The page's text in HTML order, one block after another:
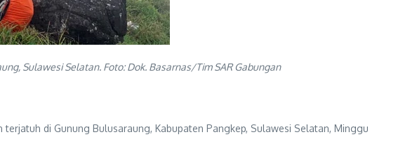
Sulawesi Selatan. Foto: Dok. Basarnas/Tim SAR Gabungan
di Gunung Bulusaraung, Kabupaten Pangkep, Sulawesi Selatan, Minggu